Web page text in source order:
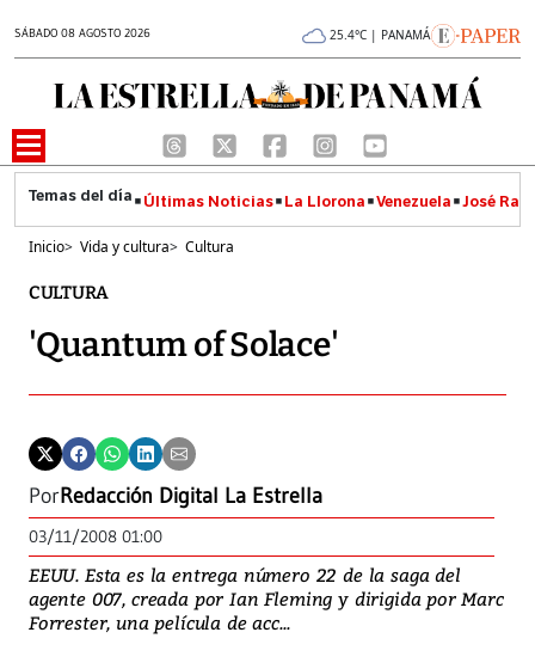
SÁBADO 08 AGOSTO 2026 25.4°C | PANAMÁ
Últimas Noticias La Llorona Venezuela José
Inicio> Vida y cultura> Cultura
CULTURA
'Quantum of Solace'
PorRedacción Digital La Estrella
03/11/2008 01:00
EEUU. Esta es la entrega número 22 de la saga del
agente 007, creada por Ian Fleming y dirigida por Marc
Forrester, una película de acc...